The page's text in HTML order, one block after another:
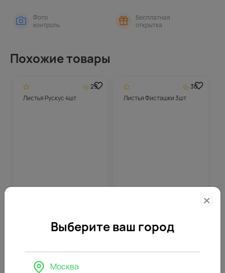
Фото
контроль
Бесплатная
открытка
Похожие товары
29
Листья Рускус 4шт
30
Листья Фисташки 3шт
Выберите ваш город
Москва